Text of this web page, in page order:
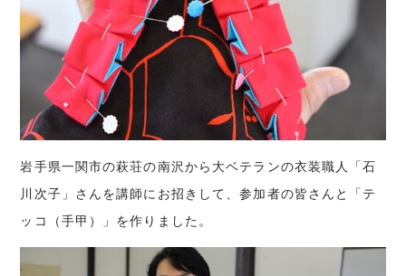
岩手県一関市の萩荘の南沢から大ベテランの衣装職人「石
川次子」さんを講師にお招きして、参加者の皆さんと「テ
ッコ（手甲）」を作りました。